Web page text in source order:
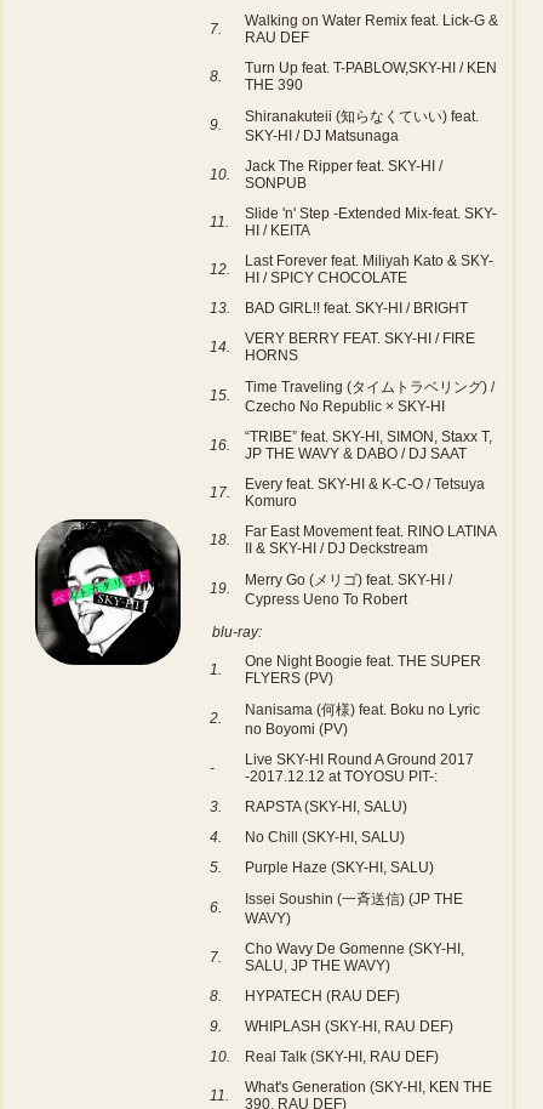
7.
Walking on Water Remix feat. Lick-G &
RAU DEF
8.
Turn Up feat. T-PABLOW,SKY-HI / KEN
THE 390
9.
Shiranakuteii (知らなくていい) feat.
SKY-HI / DJ Matsunaga
10.
Jack The Ripper feat. SKY-HI /
SONPUB
11.
Slide 'n' Step -Extended Mix-feat. SKY-
HI / KEITA
12.
Last Forever feat. Miliyah Kato & SKY-
HI / SPICY CHOCOLATE
13.
BAD GIRL!! feat. SKY-HI / BRIGHT
14.
VERY BERRY FEAT. SKY-HI / FIRE
HORNS
15.
Time Traveling (タイムトラベリング) /
Czecho No Republic × SKY-HI
16.
“TRIBE” feat. SKY-HI, SIMON, Staxx T,
JP THE WAVY & DABO / DJ SAAT
17.
Every feat. SKY-HI & K-C-O / Tetsuya
Komuro
18.
Far East Movement feat. RINO LATINA
II & SKY-HI / DJ Deckstream
19.
Merry Go (メリゴ) feat. SKY-HI /
Cypress Ueno To Robert
blu-ray:
1.
One Night Boogie feat. THE SUPER
FLYERS (PV)
2.
Nanisama (何様) feat. Boku no Lyric
no Boyomi (PV)
-
Live SKY-HI Round A Ground 2017
-2017.12.12 at TOYOSU PIT-:
3.
RAPSTA (SKY-HI, SALU)
4.
No Chill (SKY-HI, SALU)
5.
Purple Haze (SKY-HI, SALU)
6.
Issei Soushin (一斉送信) (JP THE
WAVY)
7.
Cho Wavy De Gomenne (SKY-HI,
SALU, JP THE WAVY)
8.
HYPATECH (RAU DEF)
9.
WHIPLASH (SKY-HI, RAU DEF)
10.
Real Talk (SKY-HI, RAU DEF)
11.
What's Generation (SKY-HI, KEN THE
390, RAU DEF)